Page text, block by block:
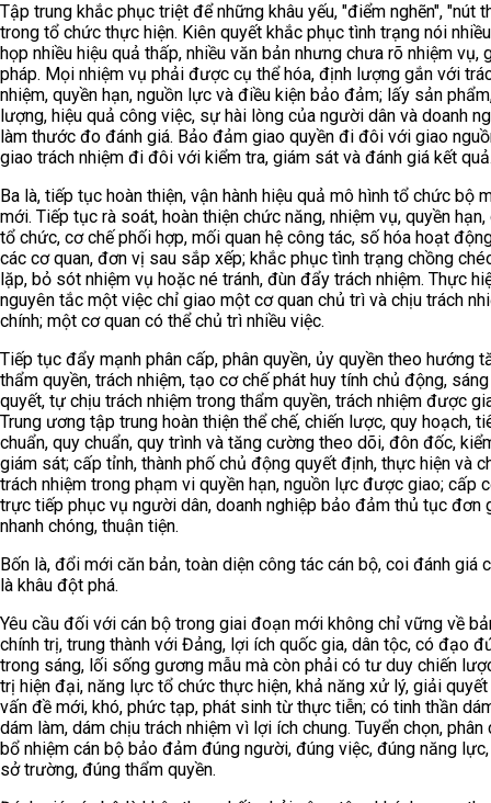
Tập trung khắc phục triệt để những khâu yếu, "điểm nghẽn", "nút
trong tổ chức thực hiện. Kiên quyết khắc phục tình trạng nói
họp nhiều hiệu quả thấp, nhiều văn bản nhưng chưa rõ nhiệm vụ,
pháp. Mọi nhiệm vụ phải được cụ thể hóa, định lượng gắn với
nhiệm, quyền hạn, nguồn lực và điều kiện bảo đảm; lấy sản
lượng, hiệu quả công việc, sự hài lòng của người dân và doanh
làm thước đo đánh giá. Bảo đảm giao quyền đi đôi với giao
giao trách nhiệm đi đôi với kiểm tra, giám sát và đánh giá kết
Ba là, tiếp tục hoàn thiện, vận hành hiệu quả mô hình tổ chức bộ
mới. Tiếp tục rà soát, hoàn thiện chức năng, nhiệm vụ, quyền
tổ chức, cơ chế phối hợp, mối quan hệ công tác, số hóa hoạt
các cơ quan, đơn vị sau sắp xếp; khắc phục tình trạng chồng
lặp, bỏ sót nhiệm vụ hoặc né tránh, đùn đẩy trách nhiệm. Thực
nguyên tắc một việc chỉ giao một cơ quan chủ trì và chịu trách
chính; một cơ quan có thể chủ trì nhiều việc.
Tiếp tục đẩy mạnh phân cấp, phân quyền, ủy quyền theo hướng
thẩm quyền, trách nhiệm, tạo cơ chế phát huy tính chủ động,
quyết, tự chịu trách nhiệm trong thẩm quyền, trách nhiệm được
Trung ương tập trung hoàn thiện thể chế, chiến lược, quy hoạch,
chuẩn, quy chuẩn, quy trình và tăng cường theo dõi, đôn đốc,
giám sát; cấp tỉnh, thành phố chủ động quyết định, thực hiện và
trách nhiệm trong phạm vi quyền hạn, nguồn lực được giao; cấp
trực tiếp phục vụ người dân, doanh nghiệp bảo đảm thủ tục đơn
nhanh chóng, thuận tiện.
Bốn là, đổi mới căn bản, toàn diện công tác cán bộ, coi đánh giá
là khâu đột phá.
Yêu cầu đối với cán bộ trong giai đoạn mới không chỉ vững về
chính trị, trung thành với Đảng, lợi ích quốc gia, dân tộc, có đạo
trong sáng, lối sống gương mẫu mà còn phải có tư duy chiến
trị hiện đại, năng lực tổ chức thực hiện, khả năng xử lý, giải
vấn đề mới, khó, phức tạp, phát sinh từ thực tiễn; có tinh thần
dám làm, dám chịu trách nhiệm vì lợi ích chung. Tuyển chọn, phân
bổ nhiệm cán bộ bảo đảm đúng người, đúng việc, đúng năng
sở trường, đúng thẩm quyền.